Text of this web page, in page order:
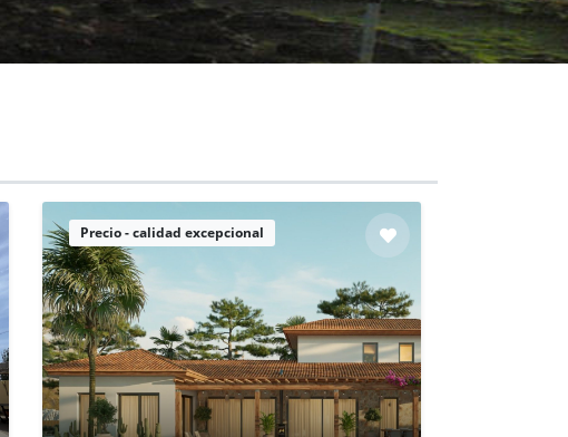
Precio - calidad excepcional